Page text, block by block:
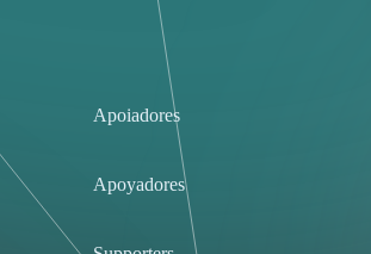
Apoiadores
Apoyadores